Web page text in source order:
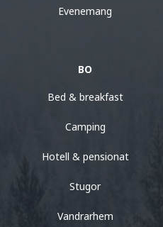
Evenemang
BO
Bed & breakfast
Camping
Hotell & pensionat
Stugor
Vandrarhem